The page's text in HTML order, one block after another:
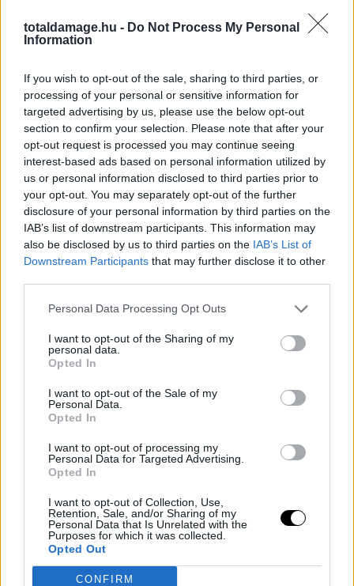
totaldamage.hu - Do Not Process My Personal
Information
If you wish to opt-out of the sale, sharing to third parties, or
processing of your personal or sensitive information for
targeted advertising by us, please use the below opt-out
section to confirm your selection. Please note that after your
opt-out request is processed you may continue seeing
interest-based ads based on personal information utilized by
us or personal information disclosed to third parties prior to
your opt-out. You may separately opt-out of the further
disclosure of your personal information by third parties on the
IAB’s list of downstream participants. This information may
also be disclosed by us to third parties on the IAB’s List of
Downstream Participants that may further disclose it to other
Personal Data Processing Opt Outs
I want to opt-out of the Sharing of my
personal data.
Opted In
I want to opt-out of the Sale of my
Personal Data.
Opted In
I want to opt-out of processing my
Personal Data for Targeted Advertising.
Opted In
I want to opt-out of Collection, Use,
Retention, Sale, and/or Sharing of my
Personal Data that Is Unrelated with the
Purposes for which it was collected.
Opted Out
CONFIRM
A RAF 6 előtt a felek 10 ezer dollárban fogadtak, mert
Poullas azt állította, a UFC egyik bajnokesélyes harcosa
mégis megtette, de úgy tudjuk, Poullas nem fizetett
még neki – na nem mintha szüksége lenne a pénzre,
hiszen dúsgazdag, de akkor is, ha valaki fogad
valamiben, akkor azt illik betartani.
A mérkőzésen volt pár fejre mért pofon is, ami miatt a
bíró többször figyelmeztette mindkettejüket, de
egyiküket sem diszkvalifikálták. A második menet végén
Tsarukyan visszakézből indított egy ütést, de nem
találta el tisztán Poullast, így folytatódhatott a
küzdelem.
A végén Tsarukyan győzött, és GnP-ből rögtön
tisztán talált. Ekkor hatalmas tömegverekedés tört ki a
színpadon, mindkét csapat tagjai berohantak a
próbálták megfékezni a káoszt.
Tsarukyant, és azt állította, nagyon nagy
létszámfölényben voltak. Tsarukyan viszont Poullast
meccsen.
Egyébként jó látni, hogy Arman milyen szépen elvan a
UFC-től függetlenül is.